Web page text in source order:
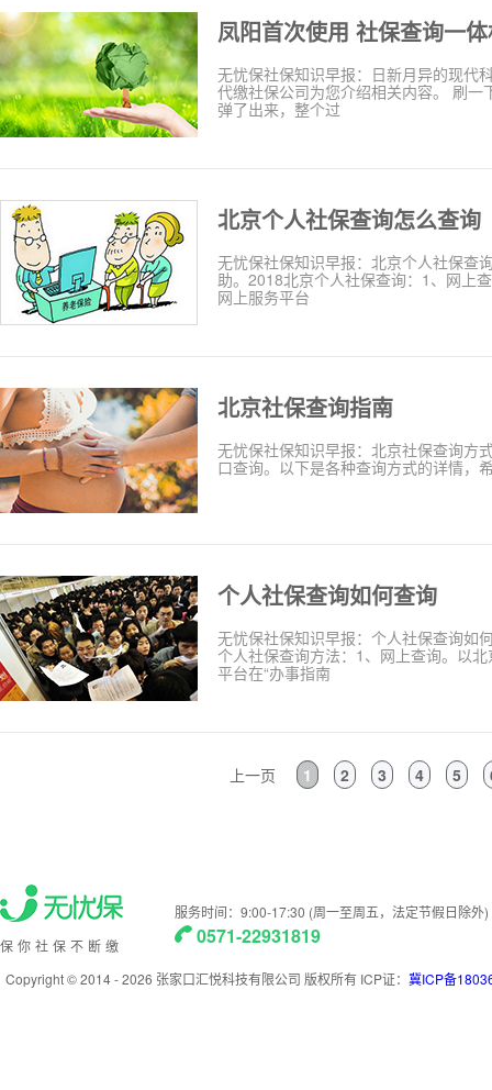
凤阳首次使用 社保查询一
无忧保社保知识早报：日新月异的现代
代缴社保公司为您介绍相关内容。 刷
弹了出来，整个过
北京个人社保查询怎么查询
无忧保社保知识早报：北京个人社保查
助。2018北京个人社保查询：1、网上
网上服务平台
北京社保查询指南
无忧保社保知识早报：北京社保查询方
口查询。以下是各种查询方式的详情，
个人社保查询如何查询
无忧保社保知识早报：个人社保查询如
个人社保查询方法：1、网上查询。以
平台在“办事指南
上一页 1 2 3 4 5
保你社保不断缴
服务时间：9:00-17:30 (周一至周五，法定节假日除外)
0571-22931819
Copyright © 2014 -2026 张家口汇悦科技有限公司 版权所有 ICP证： 冀ICP备